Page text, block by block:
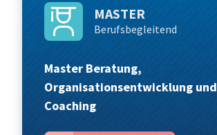
MASTER
Berufsbegleitend
Master Beratung,
Organisationsentwicklung und
Coaching